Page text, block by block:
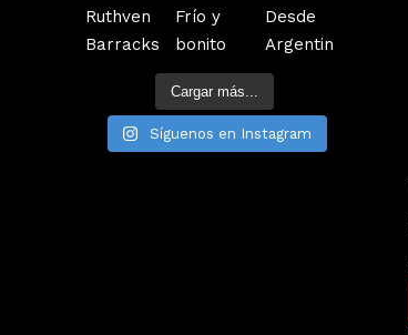
Cargar más...
Síguenos en Instagram